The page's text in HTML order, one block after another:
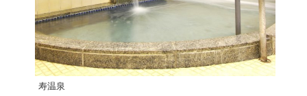
寿温泉